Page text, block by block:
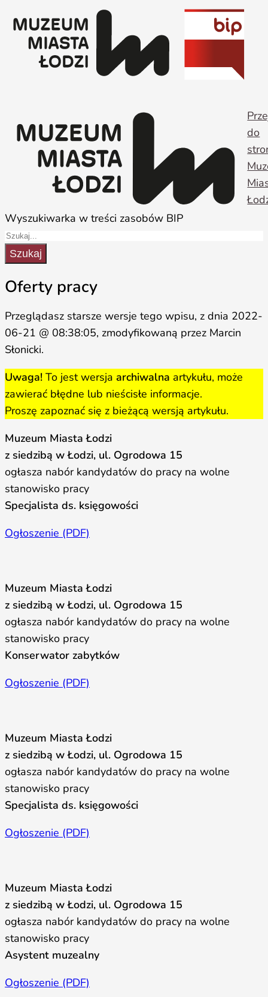
do
treści
do
Wyszukiwarka w treści zasobów BIP
Szukaj
Oferty pracy
Przeglądasz starsze wersje tego wpisu, z dnia 2022-
06-21 @ 08:38:05, zmodyfikowaną przez Marcin
Słonicki.
Uwaga! To jest wersja archiwalna artykułu, może
zawierać błędne lub nieścisłe informacje.
Proszę zapoznać się z bieżącą wersją artykułu.
Muzeum Miasta Łodzi
z siedzibą w Łodzi, ul. Ogrodowa 15
ogłasza nabór kandydatów do pracy na wolne
stanowisko pracy
Specjalista ds. księgowości
Ogłoszenie (PDF)
Muzeum Miasta Łodzi
z siedzibą w Łodzi, ul. Ogrodowa 15
ogłasza nabór kandydatów do pracy na wolne
stanowisko pracy
Konserwator zabytków
Ogłoszenie (PDF)
Muzeum Miasta Łodzi
z siedzibą w Łodzi, ul. Ogrodowa 15
ogłasza nabór kandydatów do pracy na wolne
stanowisko pracy
Specjalista ds. księgowości
Ogłoszenie (PDF)
Muzeum Miasta Łodzi
z siedzibą w Łodzi, ul. Ogrodowa 15
ogłasza nabór kandydatów do pracy na wolne
stanowisko pracy
Asystent muzealny
Ogłoszenie (PDF)